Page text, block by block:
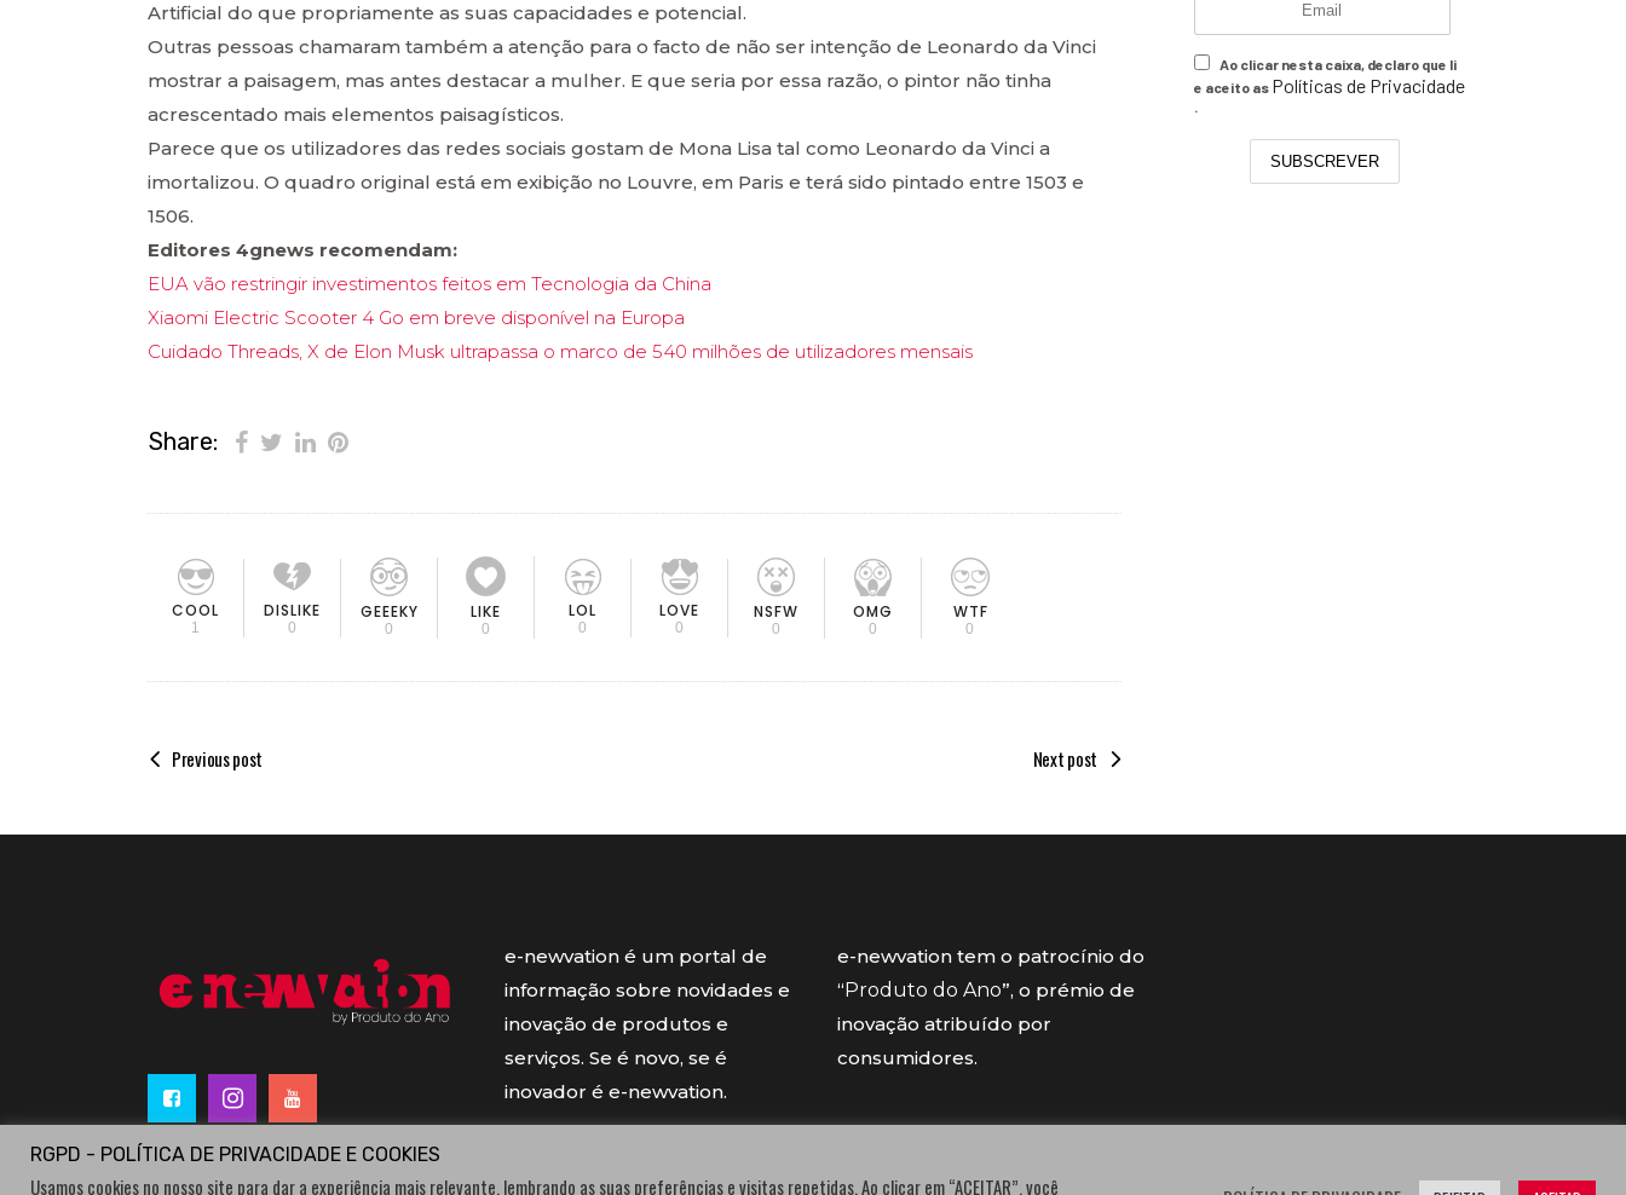
Artificial do que propriamente as suas capacidades e potencial.
Outras pessoas chamaram também a atenção para o facto de não ser intenção de Leonardo da Vinci
mostrar a paisagem, mas antes destacar a mulher. E que seria por essa razão, o pintor não tinha
acrescentado mais elementos paisagísticos.
Parece que os utilizadores das redes sociais gostam de Mona Lisa tal como Leonardo da Vinci a
imortalizou. O quadro original está em exibição no Louvre, em Paris e terá sido pintado entre 1503 e
1506.
Editores 4gnews recomendam:
EUA vão restringir investimentos feitos em Tecnologia da China
Xiaomi Electric Scooter 4 Go em breve disponível na Europa
Cuidado Threads, X de Elon Musk ultrapassa o marco de 540 milhões de utilizadores mensais
Share:
COOL
1
DISLIKE
0
GEEEKY
0
LIKE
0
LOL
0
LOVE
0
NSFW
0
OMG
0
WTF
0
Previous post Next post
Ao clicar nesta caixa, declaro que li
e aceito as Políticas de Privacidade
.
SUBSCREVER
e-newvation é um portal de
informação sobre novidades e
inovação de produtos e
serviços. Se é novo, se é
inovador é e-newvation.
e-newvation tem o patrocínio do
“ Produto do Ano”, o prémio de
inovação atribuído por
consumidores.
RGPD - POLÍTICA DE PRIVACIDADE E COOKIES
Usamos cookies no nosso site para dar a experiência mais relevante, lembrando as suas preferências e visitas repetidas. Ao clicar em “ACEITAR”, você